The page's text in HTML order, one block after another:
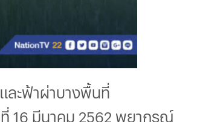
ละฟ้าผ่าบางพื้นที่
16 มีนาคม 2562 พยากรณ์